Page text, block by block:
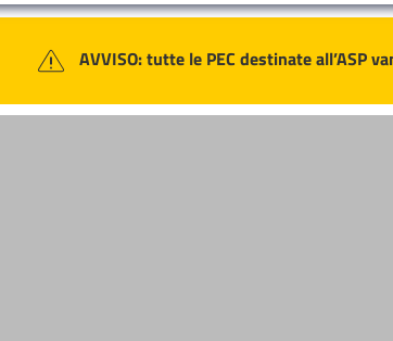
Crotone
AVVISO: tutte le PEC destinate all’ASP